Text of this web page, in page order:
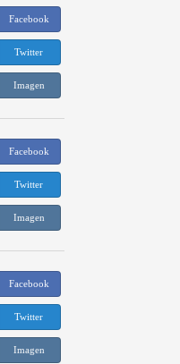
Facebook
Twitter
Imagen
Facebook
Twitter
Imagen
Facebook
Twitter
Imagen